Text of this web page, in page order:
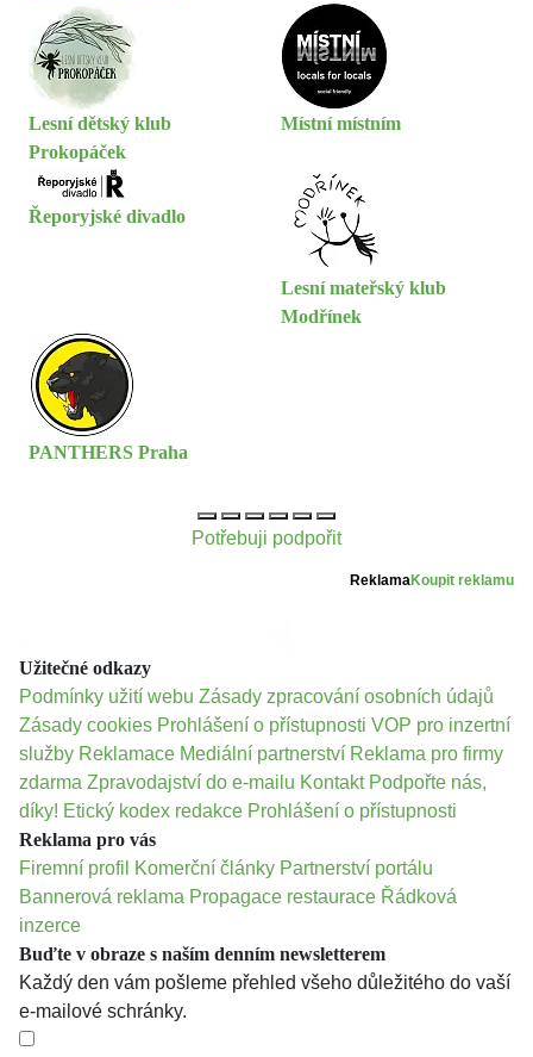
Lesní dětský klub
Prokopáček
Místní místním
Řeporyjské divadlo
Lesní mateřský klub
Modřínek
PANTHERS Praha
Potřebuji podpořit
ReklamaKoupit reklamu
Užitečné odkazy
Podmínky užití webu Zásady zpracování osobních údajů
Zásady cookies Prohlášení o přístupnosti VOP pro inzertní
služby Reklamace Mediální partnerství Reklama pro firmy
zdarma Zpravodajství do e-mailu Kontakt Podpořte nás,
díky! Etický kodex redakce Prohlášení o přístupnosti
Reklama pro vás
Firemní profil
Komerční články Partnerství portálu
Bannerová reklama Propagace restaurace Řádková
inzerce
Buďte v obraze s naším denním newsletterem
Každý den vám pošleme přehled všeho důležitého do vaší
e-mailové schránky.